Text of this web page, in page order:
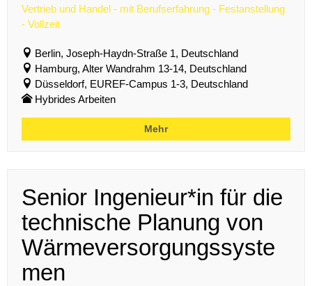
Vertrieb und Handel - mit Berufserfahrung - Festanstellung
- Vollzeit
Berlin, Joseph-Haydn-Straße 1, Deutschland
Hamburg, Alter Wandrahm 13-14, Deutschland
Düsseldorf, EUREF-Campus 1-3, Deutschland
Hybrides Arbeiten
Mehr
Senior Ingenieur*in für die
technische Planung von
Wärmeversorgungssyste
men